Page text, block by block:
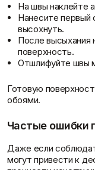
Доставка и оплата
На швы наклейте
Нанесите первый
высохнуть.
После высыхания
поверхность.
Отшлифуйте швы
Готовую
обоями.
Частые ошибки
Даже если
могут привести к